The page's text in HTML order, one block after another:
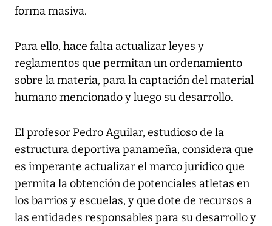
forma masiva.
Para ello, hace falta actualizar leyes y
reglamentos que permitan un ordenamiento
sobre la materia, para la captación del material
humano mencionado y luego su desarrollo.
El profesor Pedro Aguilar, estudioso de la
estructura deportiva panameña, considera que
es imperante actualizar el marco jurídico que
permita la obtención de potenciales atletas en
los barrios y escuelas, y que dote de recursos a
las entidades responsables para su desarrollo y